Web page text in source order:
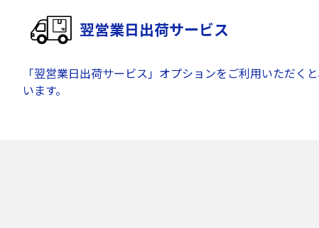
翌営業日出荷サービス
「翌営業日出荷サービス」オプションをご利用いただ
います。